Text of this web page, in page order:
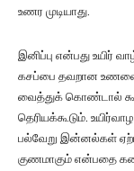
உணர முடியாது.
இனிப்பு என்பது உயிர்
கசப்பை தவறான உணவை
வைத்துக் கொண்டால்
தெரியக்கூடும்.
பல்வேறு இன்னல்கள்
குணமாகும் என்பதை